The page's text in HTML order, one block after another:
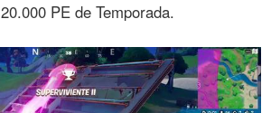
20.000 PE de Temporada.